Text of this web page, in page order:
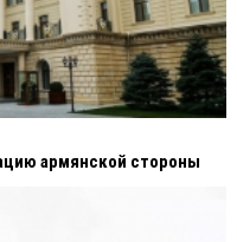
армянской стороны